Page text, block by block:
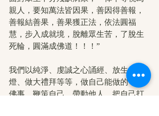
親人，要知萬法皆因果，善因得善報，
善報結善果，善果獲正法，依法圓福
慧，步入成就境，脫離眾生苦，了脫生
死輪，圓滿成佛道！！！”
我們以純淨、虔誠之心誦經、放生、供
燈、做大禮拜等等，做自己能做的一切
佛事，鞭策自己，帶動他人，把自己打